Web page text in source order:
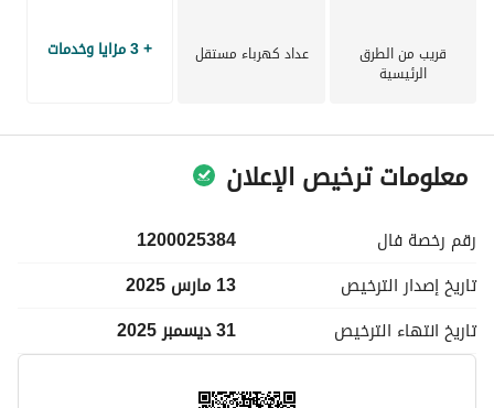
قريب من الطرق
الرئيسية
عداد كهرباء مستقل + 3 مزايا وخدمات
معلومات ترخيص الإعلان
رقم رخصة فال
1200025384
تاريخ إصدار الترخيص
13 مارس 2025
تاريخ انتهاء الترخيص 31 ديسمبر 2025